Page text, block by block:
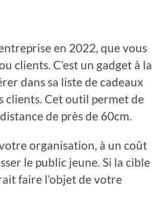
en 2022, que vous
clients. C’est un gadget à la
dans sa liste de cadeaux
clients. Cet outil permet de
de près de 60cm.
organisation, à un coût
le public jeune. Si la cible
faire l’objet de votre